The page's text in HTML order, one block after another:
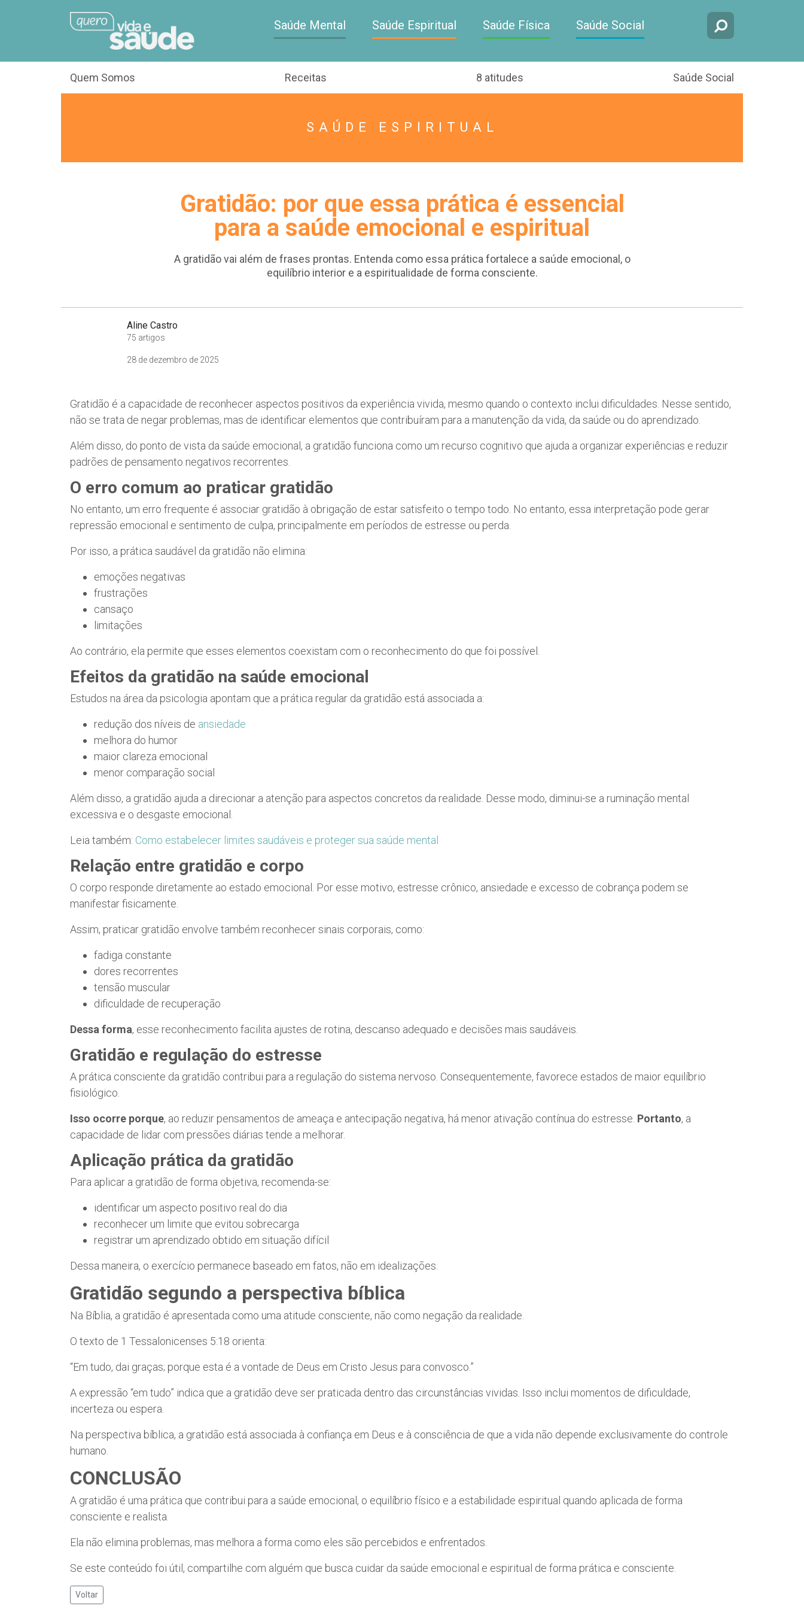
Saúde Mental Saúde Espiritual Saúde Física Saúde Social
Quem Somos Receitas 8 atitudes Saúde Social
SAÚDE ESPIRITUAL
Gratidão: por que essa prática é essencial
para a saúde emocional e espiritual
A gratidão vai além de frases prontas. Entenda como essa prática fortalece a saúde emocional, o
equilíbrio interior e a espiritualidade de forma consciente.
Aline Castro
75 artigos
28 de dezembro de 2025
Gratidão é a capacidade de reconhecer aspectos positivos da experiência vivida, mesmo quando o contexto inclui dificuldades. Nesse sentido,
não se trata de negar problemas, mas de identificar elementos que contribuíram para a manutenção da vida, da saúde ou do aprendizado.
Além disso, do ponto de vista da saúde emocional, a gratidão funciona como um recurso cognitivo que ajuda a organizar experiências e reduzir
padrões de pensamento negativos recorrentes.
O erro comum ao praticar gratidão
No entanto, um erro frequente é associar gratidão à obrigação de estar satisfeito o tempo todo. No entanto, essa interpretação pode gerar
repressão emocional e sentimento de culpa, principalmente em períodos de estresse ou perda.
Por isso, a prática saudável da gratidão não elimina:
emoções negativas
frustrações
cansaço
limitações
Ao contrário, ela permite que esses elementos coexistam com o reconhecimento do que foi possível.
Efeitos da gratidão na saúde emocional
Estudos na área da psicologia apontam que a prática regular da gratidão está associada a:
redução dos níveis de ansiedade
melhora do humor
maior clareza emocional
menor comparação social
Além disso, a gratidão ajuda a direcionar a atenção para aspectos concretos da realidade. Desse modo, diminui-se a ruminação mental
excessiva e o desgaste emocional.
Leia também: Como estabelecer limites saudáveis e proteger sua saúde mental
Relação entre gratidão e corpo
O corpo responde diretamente ao estado emocional. Por esse motivo, estresse crônico, ansiedade e excesso de cobrança podem se
manifestar fisicamente.
Assim, praticar gratidão envolve também reconhecer sinais corporais, como:
fadiga constante
dores recorrentes
tensão muscular
dificuldade de recuperação
Dessa forma, esse reconhecimento facilita ajustes de rotina, descanso adequado e decisões mais saudáveis.
Gratidão e regulação do estresse
A prática consciente da gratidão contribui para a regulação do sistema nervoso. Consequentemente, favorece estados de maior equilíbrio
fisiológico.
Isso ocorre porque, ao reduzir pensamentos de ameaça e antecipação negativa, há menor ativação contínua do estresse. Portanto, a
capacidade de lidar com pressões diárias tende a melhorar.
Aplicação prática da gratidão
Para aplicar a gratidão de forma objetiva, recomenda-se:
identificar um aspecto positivo real do dia
reconhecer um limite que evitou sobrecarga
registrar um aprendizado obtido em situação difícil
Dessa maneira, o exercício permanece baseado em fatos, não em idealizações.
Gratidão segundo a perspectiva bíblica
Na Bíblia, a gratidão é apresentada como uma atitude consciente, não como negação da realidade.
O texto de 1 Tessalonicenses 5:18 orienta:
“Em tudo, dai graças; porque esta é a vontade de Deus em Cristo Jesus para convosco.”
A expressão “em tudo” indica que a gratidão deve ser praticada dentro das circunstâncias vividas. Isso inclui momentos de dificuldade,
incerteza ou espera.
Na perspectiva bíblica, a gratidão está associada à confiança em Deus e à consciência de que a vida não depende exclusivamente do controle
humano.
CONCLUSÃO
A gratidão é uma prática que contribui para a saúde emocional, o equilíbrio físico e a estabilidade espiritual quando aplicada de forma
consciente e realista.
Ela não elimina problemas, mas melhora a forma como eles são percebidos e enfrentados.
Se este conteúdo foi útil, compartilhe com alguém que busca cuidar da saúde emocional e espiritual de forma prática e consciente.
Voltar